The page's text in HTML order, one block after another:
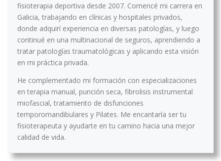
fisioterapia deportiva desde 2007. Comencé mi carrera en
Galicia, trabajando en clínicas y hospitales privados,
donde adquirí experiencia en diversas patologías, y luego
continué en una multinacional de seguros, aprendiendo a
tratar patologías traumatológicas y aplicando esta visión
en mi práctica privada.
He complementado mi formación con especializaciones
en terapia manual, punción seca, fibrolisis instrumental
miofascial, tratamiento de disfunciones
temporomandibulares y Pilates. Me encantaría ser tu
fisioterapeuta y ayudarte en tu camino hacia una mejor
calidad de vida.